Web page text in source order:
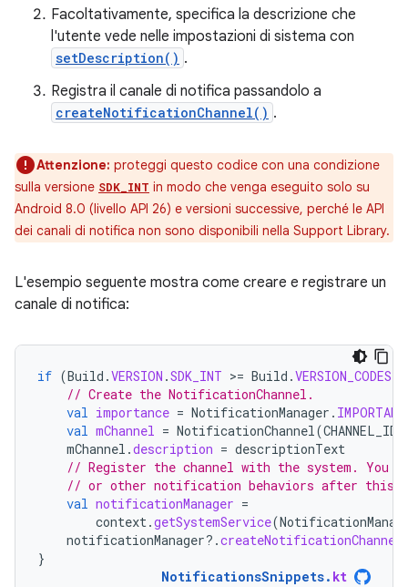
Facoltativamente, specifica la descrizione che
l'utente vede nelle impostazioni di sistema con
setDescription() .
Registra il canale di notifica passandolo a
createNotificationChannel() .
Attenzione: proteggi questo codice con una condizione
sulla versione SDK_INT in modo che venga eseguito solo su
Android 8.0 (livello API 26) e versioni successive, perché le API
dei canali di notifica non sono disponibili nella Support Library.
L'esempio seguente mostra come creare e registrare un
canale di notifica:
if (Build .VERSION .SDK_INT >= Build .VERSION_CODES
// Create the NotificationChannel.
val importance = NotificationManager .
val mChannel = NotificationChannel(CHANNEL_ID
mChannel .description = descriptionText
// Register the channel with the system. You
// or other notification behaviors after this.
val notificationManager =
context.getSystemService(
notificationManager?.createNotificationChannel
}
NotificationsSnippets. kt